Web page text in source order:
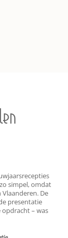
simpel, omdat
De
presentatie
opdracht – was